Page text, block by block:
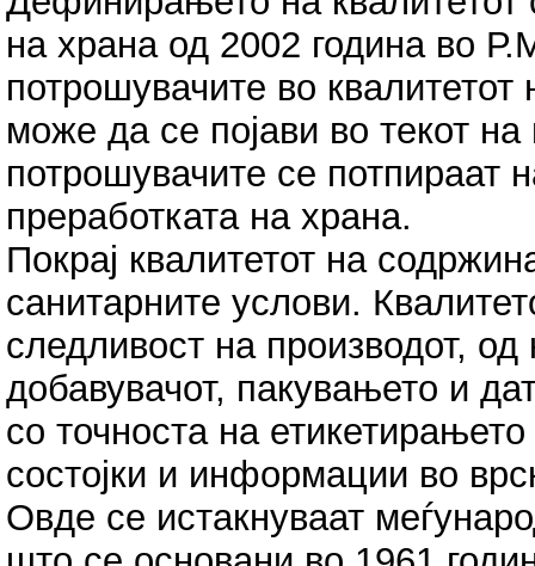
на храна од 2002 година во
потрошувачите во квалитетот
може да се појави во текот
потрошувачите се потпираат
преработката на храна.
Покрај квалитетот на
санитарните услови.
следливост на производот,
добавувачот, пакувањето и
со точноста на
состојки и информации во
Овде се истакнуваат